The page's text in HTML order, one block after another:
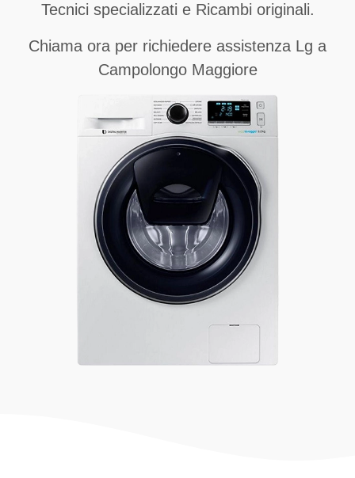
Tecnici specializzati e Ricambi originali.
Chiama ora per richiedere assistenza Lg a
Campolongo Maggiore